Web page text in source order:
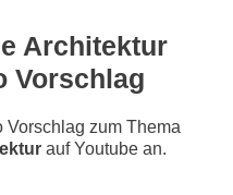
Architektur
Vorschlag
Vorschlag zum Thema
auf Youtube an.